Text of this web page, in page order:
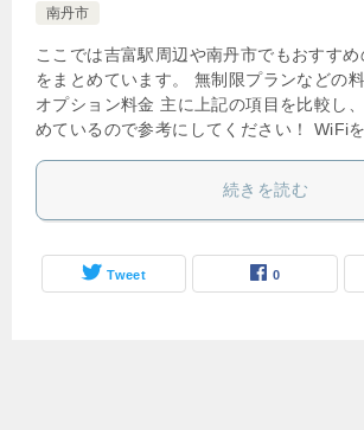
南丹市
ここでは吉富駅周辺や南丹市でもおすす
をまとめています。 無制限プランなどの
オプション料金 主に上記の項目を比較し
めているので参考にしてください！ WiFi
続きを読む
Tweet 0